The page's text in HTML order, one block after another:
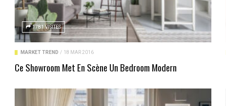
1781 VISITES
MARKET TREND / 18 MAR 2016
Ce Showroom Met En Scène Un Bedroom Modern